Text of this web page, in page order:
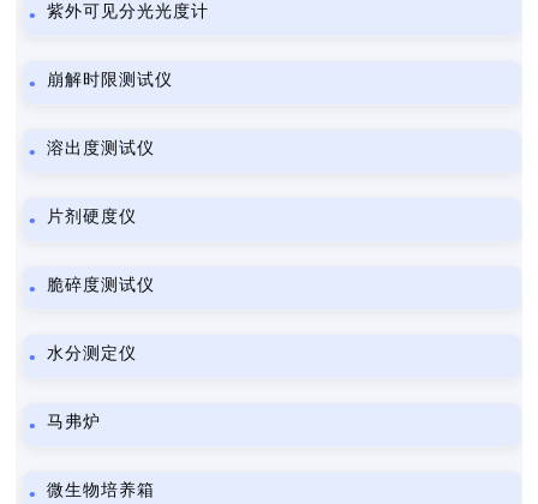
紫外可见分光光度计
崩解时限测试仪
溶出度测试仪
片剂硬度仪
脆碎度测试仪
水分测定仪
马弗炉
微生物培养箱